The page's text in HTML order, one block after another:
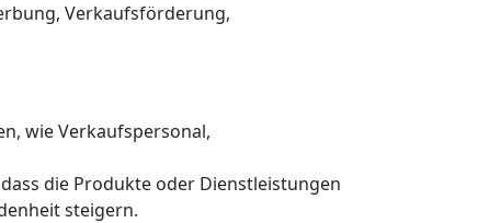
Verkaufsförderung,
wie Verkaufspersonal,
die Produkte oder Dienstleistungen
steigern.